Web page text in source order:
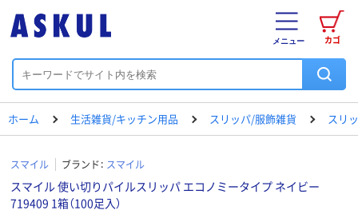
カゴ
メニュー
ホーム 生活雑貨/キッチン用品 スリッパ/服飾雑貨 スリ
スマイル ブランド： スマイル
スマイル 使い切りパイルスリッパ エコノミータイプ ネイビー
719409 1箱（100足入）